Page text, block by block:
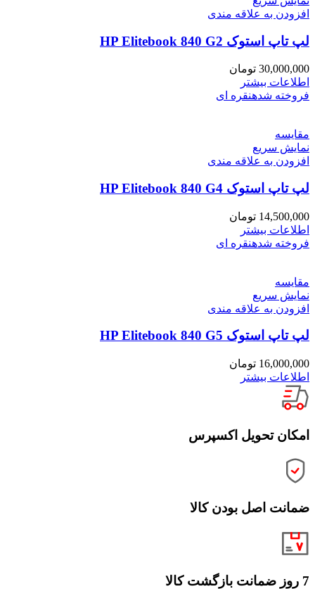
افزودن به علاقه مندی
لپ تاپ استوک HP Elitebook 840 G2
30,000,000 تومان
اطلاعات بیشتر
فروخته شدهنقره ای
مقايسه
نمایش سریع
افزودن به علاقه مندی
لپ تاپ استوک HP Elitebook 840 G4
14,500,000 تومان
اطلاعات بیشتر
فروخته شدهنقره ای
مقايسه
نمایش سریع
افزودن به علاقه مندی
لپ تاپ استوک HP Elitebook 840 G5
16,000,000 تومان
اطلاعات بیشتر
امکان تحویل اکسپرس
ضمانت اصل بودن کالا
7 روز ضمانت بازگشت کالا